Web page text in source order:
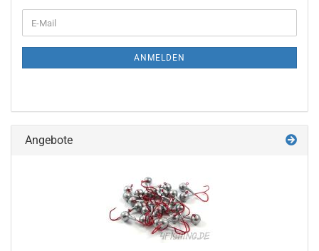
ZUR
E-
Mail
ANMELDEN
Angebote